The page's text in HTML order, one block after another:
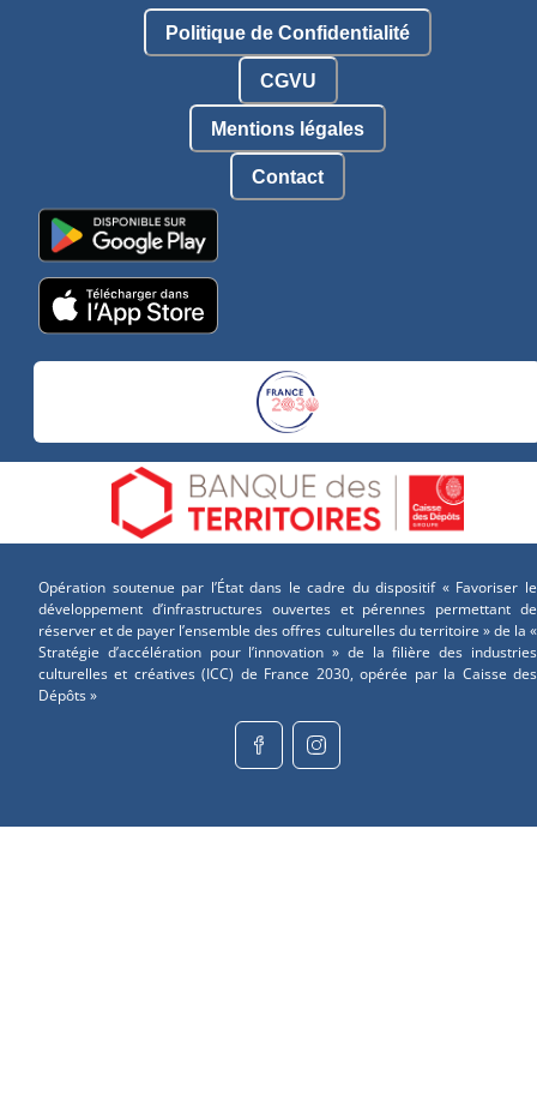
Politique de Confidentialité
CGVU
Mentions légales
Contact
Opération soutenue par l’État dans le cadre du dispositif « Favoriser le
développement d’infrastructures ouvertes et pérennes permettant de
réserver et de payer l’ensemble des offres culturelles du territoire » de la «
Stratégie d’accélération pour l’innovation » de la filière des industries
culturelles et créatives (ICC) de France 2030, opérée par la Caisse des
Dépôts »